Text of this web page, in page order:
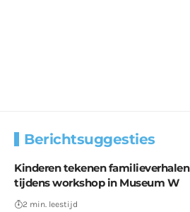
Berichtsuggesties
Kinderen tekenen familieverhalen
tijdens workshop in Museum W
2 min. leestijd